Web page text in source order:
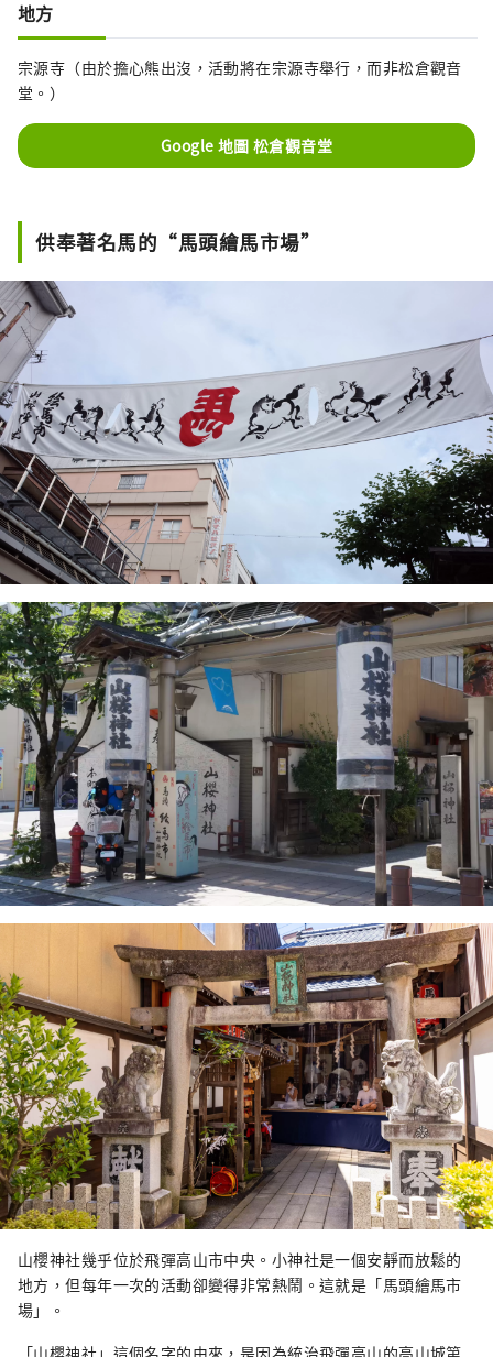
地方
宗源寺（由於擔心熊出沒，活動將在宗源寺舉行，而非松倉觀音
堂。）
Google 地圖 松倉觀音堂
供奉著名馬的“馬頭繪馬市場”
山櫻神社幾乎位於飛彈高山市中央。小神社是一個安靜而放鬆的
地方，但每年一次的活動卻變得非常熱鬧。這就是「馬頭繪馬市
場」。
「山櫻神社」這個名字的由來，是因為統治飛彈高山的高山城第